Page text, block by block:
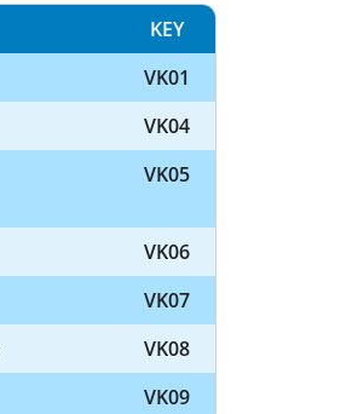
KEY
VK01
VK04
VK05
VK06
VK07
VK08
VK09